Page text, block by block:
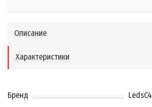
Описание
Характеристики
Бренд
LedsC4